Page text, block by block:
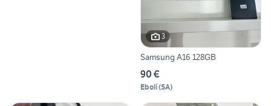
3
Samsung A16 128GB
90 €
Eboli(SA)